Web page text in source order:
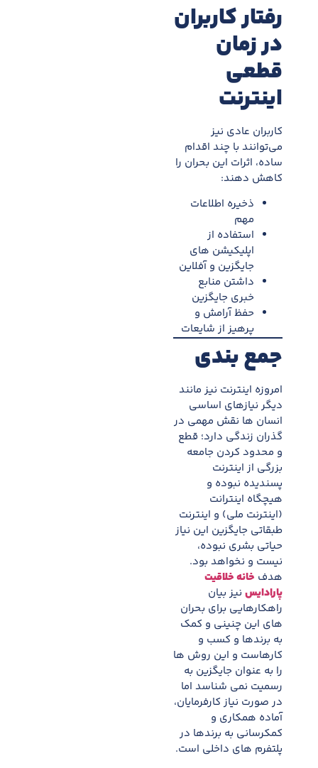
رفتار کاربران
در زمان
قطعی
اینترنت
کاربران عادی نيز
می‌توانند با چند اقدام
ساده، اثرات اين بحران را
کاهش دهند:
ذخيره اطلاعات
مهم
استفاده از
اپليکيشن های
جایگزین و آفلاین
داشتن منابع
خبری جايگزين
حفظ آرامش و
پرهيز از شايعات
جمع بندی
امروزه اینترنت نیز مانند
دیگر نیازهای اساسی
انسان ها نقش مهمی در
گذران زندگی دارد؛ قطع
و محدود کردن جامعه
بزرگی از اینترنت
پسندیده نبوده و
هیچگاه اینترانت
(اینترنت ملی) و اینترنت
طبقاتی جایگزین این نیاز
حیاتی بشری نبوده،
نیست و نخواهد بود.
هدف خانه خلاقیت
پارادایس نیز بیان
راهکارهایی برای بحران
های این چنینی و کمک
به برندها و کسب و
کارهاست و این روش ها
را به عنوان جایگزین به
رسمیت نمی شناسد اما
در صورت نیاز کارفرمایان،
آماده همکاری و
کمکرسانی به برندها در
پلتفرم های داخلی است.